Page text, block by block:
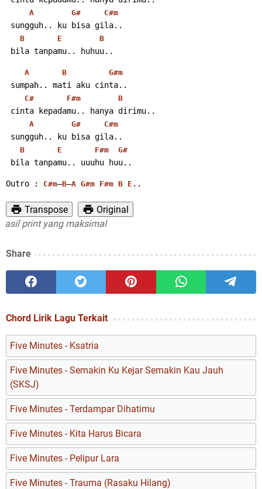
A G# C#m
sungguh.. ku bisa gila..
B E B
bila tanpamu.. huhuu..
A B G#m
sumpah.. mati aku cinta..
C# F#m B
cinta kepadamu.. hanya dirimu..
A G# C#m
sungguh.. ku bisa gila..
B E F#m G#
bila tanpamu.. uuuhu huu..
Outro : C#m–B–A G#m F#m B E ..
Transpose
Original
print yang maksimal
Share
Chord Lirik Lagu Terkait
Five Minutes - Ksatria
Five Minutes - Semakin Ku Kejar Semakin Kau Jauh
(SKSJ)
Five Minutes - Terdampar Dihatimu
Five Minutes - Kita Harus Bicara
Five Minutes - Pelipur Lara
Five Minutes - Trauma (Rasaku Hilang)